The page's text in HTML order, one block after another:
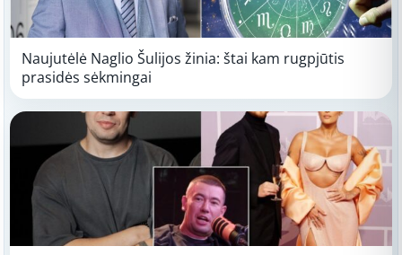
Naujutėlė Naglio Šulijos žinia: štai kam rugpjūtis
prasidės sėkmingai